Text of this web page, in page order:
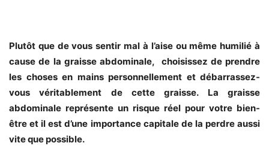
Plutôt que de vous sentir mal à l’aise ou même humilié à
cause de la graisse abdominale, choisissez de prendre
les choses en mains personnellement et débarrassez-
vous véritablement de cette graisse. La graisse
abdominale représente un risque réel pour votre bien-
être et il est d’une importance capitale de la perdre aussi
vite que possible.